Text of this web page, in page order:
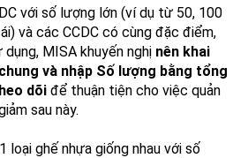
với số lượng lớn (ví dụ từ 50, 100
và các CCDC có cùng đặc điểm,
MISA khuyến nghị nên khai
và nhập Số lượng bằng tổng
dõi để thuận tiện cho việc quản
sau này.
loại ghế nhựa giống nhau với số